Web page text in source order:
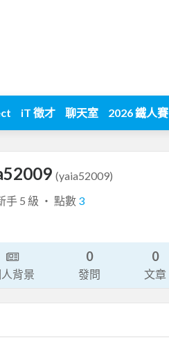
iT 徵才 聊天室 2026 鐵人賽
(yaia52009)
手 5 級 ‧ 點數 3
背景
0
發問
0
文章